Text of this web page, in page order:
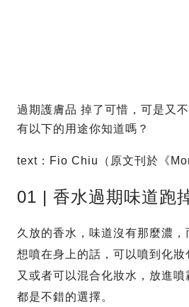
過期護膚品 掉了可惜，可是又
有以下的用途你知道嗎？
text：Fio Chiu（原文刊於《
01 | 香水過期味道跑
久放的香水，味道沒有那麼濃
想噴在身上的話，可以噴到化妝
又或者可以混合化妝水，放進噴
都是不錯的選擇。